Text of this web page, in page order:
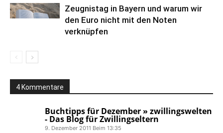
Zeugnistag in Bayern und warum wir
den Euro nicht mit den Noten
verknüpfen
4 Kommentare
Buchtipps für Dezember » zwillingswelten
- Das Blog für Zwillingseltern
9. Dezember 2011 Beim 13:35